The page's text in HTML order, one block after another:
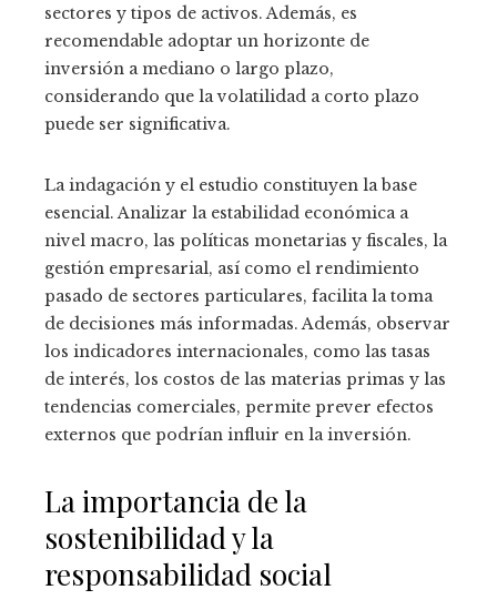
sectores y tipos de activos. Además, es
recomendable adoptar un horizonte de
inversión a mediano o largo plazo,
considerando que la volatilidad a corto plazo
puede ser significativa.
La indagación y el estudio constituyen la base
esencial. Analizar la estabilidad económica a
nivel macro, las políticas monetarias y fiscales, la
gestión empresarial, así como el rendimiento
pasado de sectores particulares, facilita la toma
de decisiones más informadas. Además, observar
los indicadores internacionales, como las tasas
de interés, los costos de las materias primas y las
tendencias comerciales, permite prever efectos
externos que podrían influir en la inversión.
La importancia de la
sostenibilidad y la
responsabilidad social